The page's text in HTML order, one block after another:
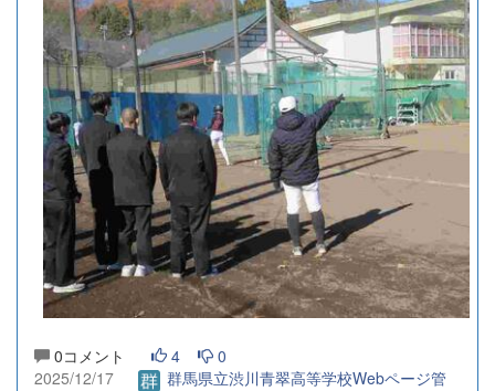
0コメント 4
0
2025/12/17
群馬県立渋川青翠高等学校Webページ管